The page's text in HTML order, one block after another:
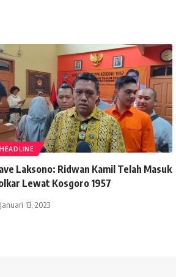
HEADLINE
Laksono: Ridwan Kamil Telah Masuk
Lewat Kosgoro 1957
Januari 13, 2023